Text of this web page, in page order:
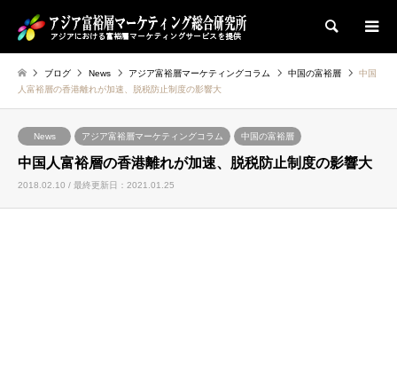
検索
ブログ News アジア富裕層マーケティングコラム 中国の富裕層
中国
人富裕層の香港離れが加速、脱税防止制度の影響大
News アジア富裕層マーケティングコラム 中国の富裕層
中国人富裕層の香港離れが加速、脱税防止制度の影響大
2018.02.10 / 最終更新日：2021.01.25